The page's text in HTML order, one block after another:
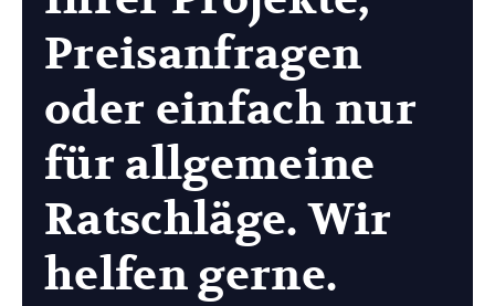
Preisanfragen
oder einfach nur
für allgemeine
Ratschläge. Wir
helfen gerne.